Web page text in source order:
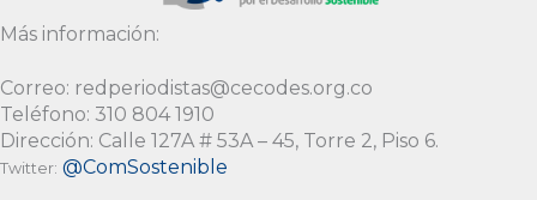
Más información:
Correo: redperiodistas@cecodes.org.co
Teléfono: 310 804 1910
Dirección: Calle 127A # 53A – 45, Torre 2, Piso 6.
Twitter: @ComSostenible